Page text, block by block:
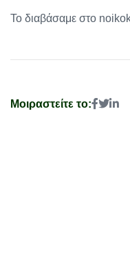
Το διαβάσαμε στο
Μοιραστείτε το: